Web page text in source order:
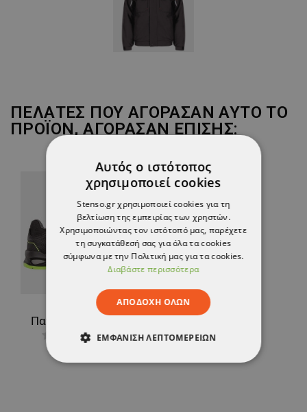
ΠΕΛΆΤΕΣ ΠΟΥ ΑΓΌΡΑΣΑΝ ΑΥΤΌ ΤΟ
ΠΡΟΪΌΝ, ΑΓΌΡΑΣΑΝ ΕΠΊΣΗΣ:
Αυτός ο ιστότοπος
χρησιμοποιεί cookies
Stenso.gr χρησιμοποιεί cookies για τη
βελτίωση της εμπειρίας των χρηστών.
Χρησιμοποιώντας τον ιστότοπό μας, παρέχετε
τη συγκατάθεσή σας για όλα τα cookies
σύμφωνα με την Πολιτική μας για τα cookies.
Διαβάστε περισσότερα
ΑΠΟΔΟΧΉ ΌΛΩΝ
ΕΜΦΆΝΙΣΗ ΛΕΠΤΟΜΕΡΕΙΏΝ
ΑΠΟΛΎΤΩΣ ΑΠΑΡΑΊΤΗΤΑ